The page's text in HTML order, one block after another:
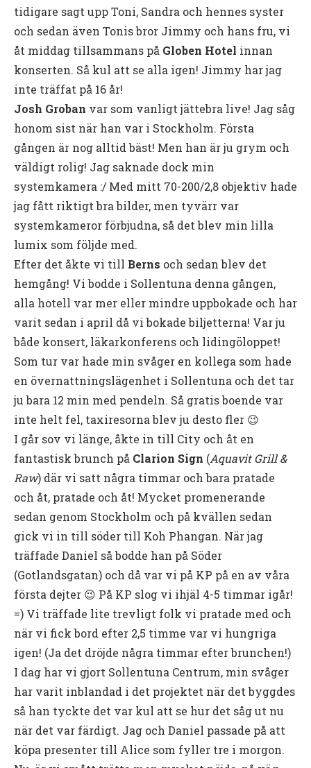
tidigare sagt upp Toni, Sandra och hennes syster
och sedan även Tonis bror Jimmy och hans fru, vi
åt middag tillsammans på Globen Hotel innan
konserten. Så kul att se alla igen! Jimmy har jag
inte träffat på 16 år!
Josh Groban var som vanligt jättebra live! Jag såg
honom sist när han var i Stockholm. Första
gången är nog alltid bäst! Men han är ju grym och
väldigt rolig! Jag saknade dock min
systemkamera :/ Med mitt 70-200/2,8 objektiv hade
jag fått riktigt bra bilder, men tyvärr var
systemkameror förbjudna, så det blev min lilla
lumix som följde med.
Efter det åkte vi till Berns och sedan blev det
hemgång! Vi bodde i Sollentuna denna gången,
alla hotell var mer eller mindre uppbokade och har
varit sedan i april då vi bokade biljetterna! Var ju
både konsert, läkarkonferens och lidingöloppet!
Som tur var hade min svåger en kollega som hade
en övernattningslägenhet i Sollentuna och det tar
ju bara 12 min med pendeln. Så gratis boende var
inte helt fel, taxiresorna blev ju desto fler 😉
I går sov vi länge, åkte in till City och åt en
fantastisk brunch på Clarion Sign (Aquavit Grill &
Raw) där vi satt några timmar och bara pratade
och åt, pratade och åt! Mycket promenerande
sedan genom Stockholm och på kvällen sedan
gick vi in till söder till Koh Phangan. När jag
träffade Daniel så bodde han på Söder
(Gotlandsgatan) och då var vi på KP på en av våra
första dejter 😉 På KP slog vi ihjäl 4-5 timmar igår!
=) Vi träffade lite trevligt folk vi pratade med och
när vi fick bord efter 2,5 timme var vi hungriga
igen! (Ja det dröjde några timmar efter brunchen!)
I dag har vi gjort Sollentuna Centrum, min svåger
har varit inblandad i det projektet när det byggdes
så han tyckte det var kul att se hur det såg ut nu
när det var färdigt. Jag och Daniel passade på att
köpa presenter till Alice som fyller tre i morgon.